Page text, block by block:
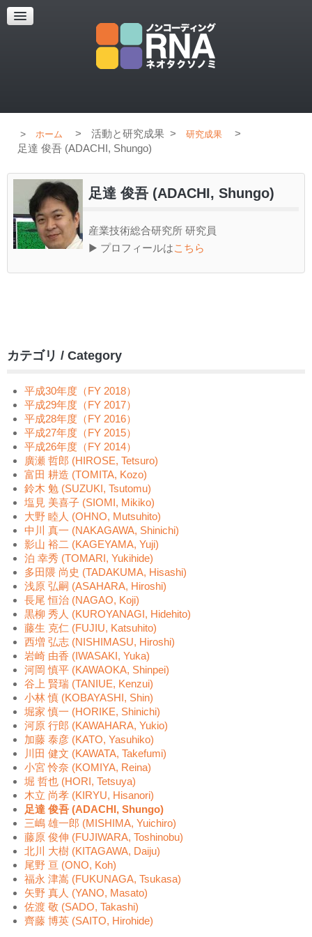
超解像顕微鏡
超解像顕微鏡の紹介
ホーム > 活動と研究成果 > 研究成果
>
足達 俊吾 (ADACHI, Shungo)
足達 俊吾 (ADACHI, Shungo)
産業技術総合研究所 研究員
▶ プロフィールはこちら
カテゴリ / Category
平成30年度（FY 2018）
平成29年度（FY 2017）
平成28年度（FY 2016）
平成27年度（FY 2015）
平成26年度（FY 2014）
廣瀬 哲郎 (HIROSE, Tetsuro)
富田 耕造 (TOMITA, Kozo)
鈴木 勉 (SUZUKI, Tsutomu)
塩見 美喜子 (SIOMI, Mikiko)
大野 睦人 (OHNO, Mutsuhito)
中川 真一 (NAKAGAWA, Shinichi)
影山 裕二 (KAGEYAMA, Yuji)
泊 幸秀 (TOMARI, Yukihide)
多田隈 尚史 (TADAKUMA, Hisashi)
浅原 弘嗣 (ASAHARA, Hiroshi)
長尾 恒治 (NAGAO, Koji)
黒柳 秀人 (KUROYANAGI, Hidehito)
藤生 克仁 (FUJIU, Katsuhito)
西増 弘志 (NISHIMASU, Hiroshi)
岩崎 由香 (IWASAKI, Yuka)
河岡 慎平 (KAWAOKA, Shinpei)
谷上 賢瑞 (TANIUE, Kenzui)
小林 慎 (KOBAYASHI, Shin)
堀家 慎一 (HORIKE, Shinichi)
河原 行郎 (KAWAHARA, Yukio)
加藤 泰彦 (KATO, Yasuhiko)
川田 健文 (KAWATA, Takefumi)
小宮 怜奈 (KOMIYA, Reina)
堀 哲也 (HORI, Tetsuya)
木立 尚孝 (KIRYU, Hisanori)
足達 俊吾 (ADACHI, Shungo)
三嶋 雄一郎 (MISHIMA, Yuichiro)
藤原 俊伸 (FUJIWARA, Toshinobu)
北川 大樹 (KITAGAWA, Daiju)
尾野 亘 (ONO, Koh)
福永 津嵩 (FUKUNAGA, Tsukasa)
矢野 真人 (YANO, Masato)
佐渡 敬 (SADO, Takashi)
齊藤 博英 (SAITO, Hirohide)